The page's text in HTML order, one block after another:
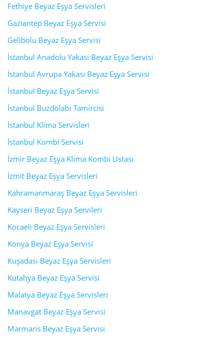
Fethiye Beyaz Eşya Servisleri
Gaziantep Beyaz Eşya Servisi
Gelibolu Beyaz Eşya Servisi
İstanbul Anadolu Yakası Beyaz Eşya Servisi
İstanbul Avrupa Yakası Beyaz Eşya Servisi
İstanbul Beyaz Eşya Servisi
İstanbul Buzdolabı Tamircisi
İstanbul Klima Servisleri
İstanbul Kombi Servisi
İzmir Beyaz Eşya Klima Kombi Ustası
İzmit Beyaz Eşya Servisleri
Kahramanmaraş Beyaz Eşya Servisleri
Kayseri Beyaz Eşya Servileri
Kocaeli Beyaz Eşya Servisleri
Konya Beyaz Eşya Servisi
Kuşadası Beyaz Eşya Servisleri
Kütahya Beyaz Eşya Servisi
Malatya Beyaz Eşya Servisleri
Manavgat Beyaz Eşya Servisi
Marmaris Beyaz Eşya Servisi